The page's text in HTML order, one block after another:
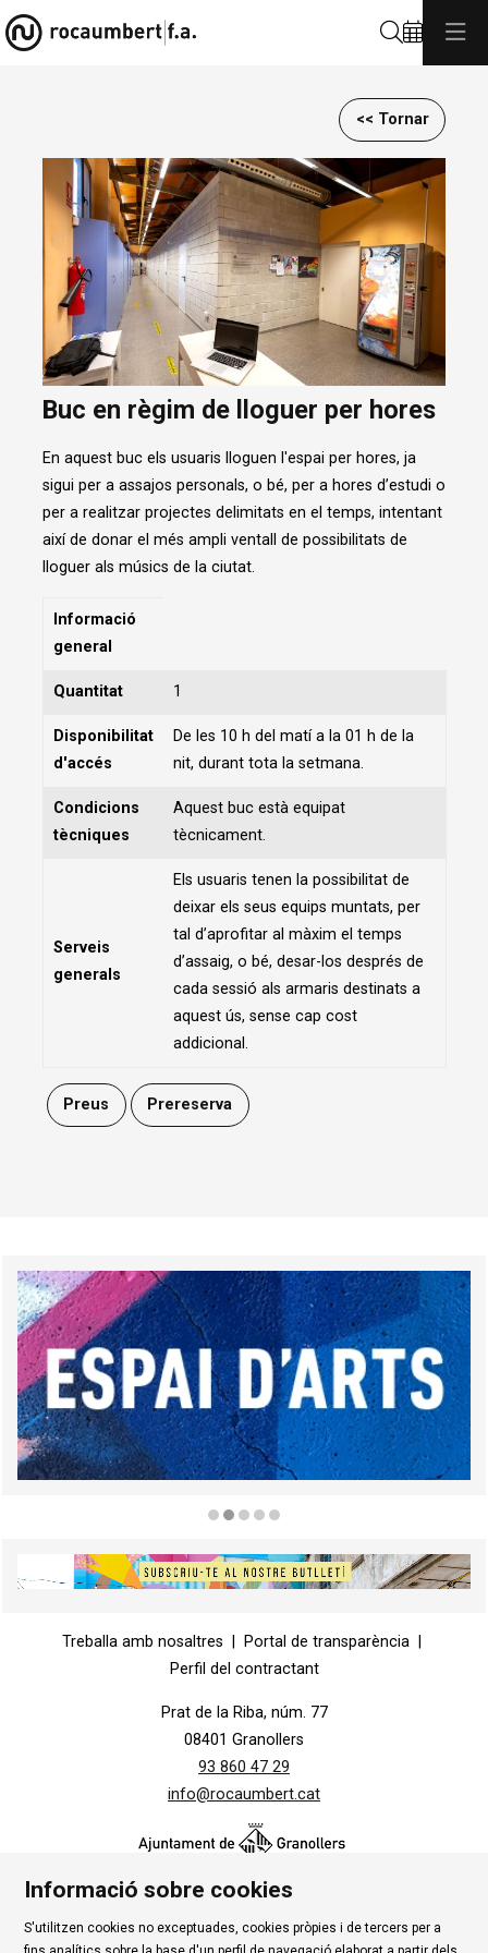
<< Tornar
Diapositiva 2 de 2
Buc en règim de lloguer per hores
En aquest buc els usuaris lloguen l'espai per hores, ja
sigui per a assajos personals, o bé, per a hores d’estudi o
per a realitzar projectes delimitats en el temps, intentant
així de donar el més ampli ventall de possibilitats de
lloguer als músics de la ciutat.
Informació
general
Quantitat 1
Disponibilitat
d'accés
De les 10 h del matí a la 01 h de la
nit, durant tota la setmana.
Condicions
tècniques
Aquest buc està equipat
tècnicament.
Serveis
generals
Els usuaris tenen la possibilitat de
deixar els seus equips muntats, per
tal d’aprofitar al màxim el temps
d’assaig, o bé, desar-los després de
cada sessió als armaris destinats a
aquest ús, sense cap cost
addicional.
Preus Prereserva
Treballa amb nosaltres
Portal de transparència
Perfil del contractant
Prat de la Riba, núm. 77
08401 Granollers
93 860 47 29
info@rocaumbert.cat
Contacte | Instància Genèrica | Alta Tercers |
Informació sobre cookies
S'utilitzen cookies no exceptuades, cookies pròpies i de tercers per a